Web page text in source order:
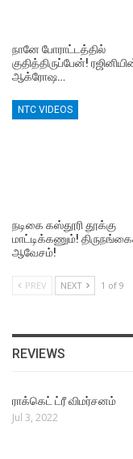
நானே போராட்டத்தில்
குதித்திருப்பேன்!
ஆக்ரோஷ…
NTC VIDEOS
நடிகை கஸ்தூரி தூக்கு
மாட்டிக்கணும்!
ஆவேசம்!
PREV NEXT 1 of 9
REVIEWS
ராக்கெட் ட்ரீ விமர்சனம்
Jul 3, 2022